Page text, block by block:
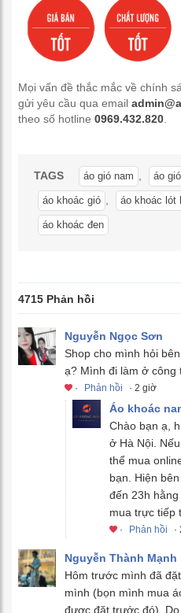
Mọi vấn đề thắc mắc về chính
gửi yêu cầu qua email
theo số hotline 0969.432.820
TAGS áo gió nam áo
áo khoác gió áo khoác lót
áo khoác đen
4715 Phản hồi
Nguyễn Ngọc Sơn
Shop cho mình hỏi
ạ? Mình đi làm ở công
· Phản hồi · 2 giờ
Áo khoác
Chào bạn ạ,
ở Hà Nội.
thể mua
bạn. Hiện
đến 23h
mua trực tiếp
· Phản hồi
Nguyễn Thành Mạnh
Hôm trước mình đã
mình (bọn mình mua
được đặt trước đó).